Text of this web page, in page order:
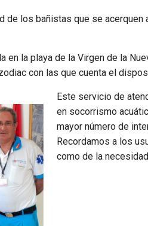
de los bañistas que se
la playa de la Virgen de la
con las que cuenta el
Este servicio de
en socorrismo
mayor número de
Recordamos a los
como de la